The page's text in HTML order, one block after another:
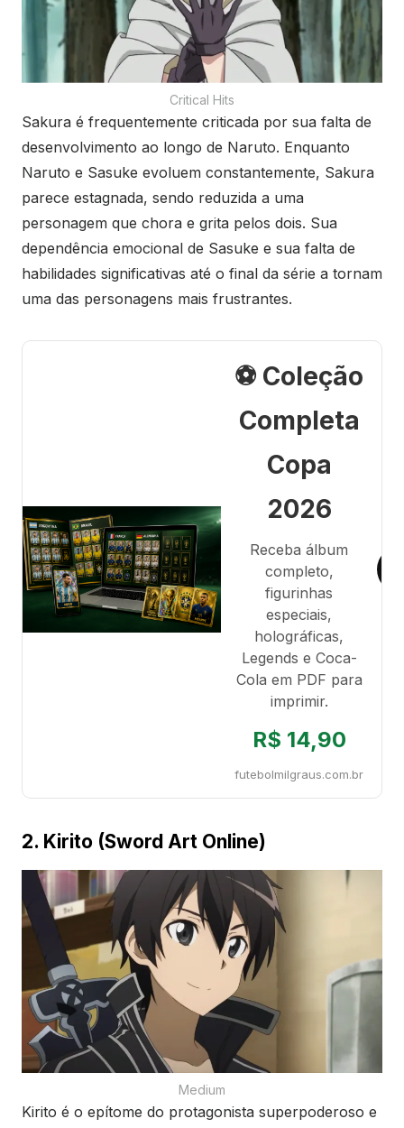
Critical Hits
Sakura é frequentemente criticada por sua falta de
desenvolvimento ao longo de Naruto. Enquanto
Naruto e Sasuke evoluem constantemente, Sakura
parece estagnada, sendo reduzida a uma
personagem que chora e grita pelos dois. Sua
dependência emocional de Sasuke e sua falta de
habilidades significativas até o final da série a tornam
uma das personagens mais frustrantes.
⚽ Coleção
Completa
Copa
2026
Receba álbum
completo,
figurinhas
especiais,
holográficas,
Legends e Coca-
Cola em PDF para
imprimir.
R$ 14,90
futebolmilgraus.com.br
2. Kirito (Sword Art Online)
Medium
Kirito é o epítome do protagonista superpoderoso e